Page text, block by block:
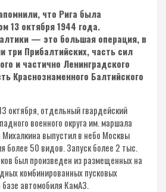
что Рига была
13 октября 1944 года.
— это большая операция, в
три Прибалтийских, часть сил
и частично Ленинградского
Краснознаменного Балтийского
октября, отдельный гвардейский
военного округа им. маршала
выпустил в небо Москвы
более 50 видов. Запуск более 2 тыс.
был произведен из размещенных на
комбинированных пусковых
автомобиля КамАЗ.